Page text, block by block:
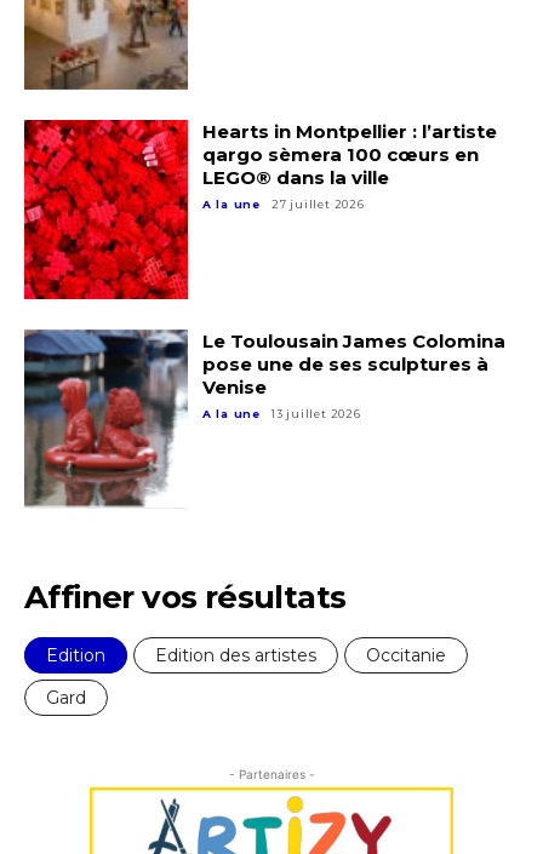
J'accepte lestermes et conditions
* Champ obligatoire
Prénom
Statut / Organisation
J'accepte lestermes et conditions
Hearts in Montpellier : l’artiste
qargo sèmera 100 cœurs en
LEGO® dans la ville
A la une 27 juillet 2026
Le Toulousain James Colomina
pose une de ses sculptures à
Venise
A la une 13 juillet 2026
Affiner vos résultats
Edition Edition des artistes
Occitanie
Gard
- Partenaires -